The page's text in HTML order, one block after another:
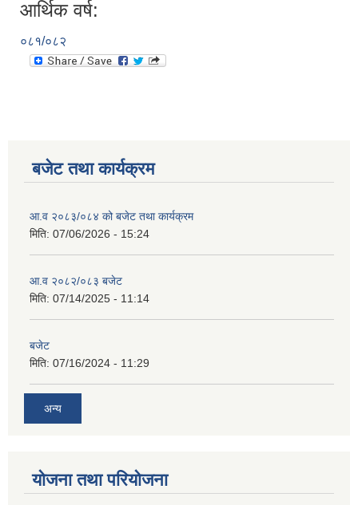
आर्थिक वर्ष:
०८१/०८२
बजेट तथा कार्यक्रम
आ.व २०८३/०८४ को बजेट तथा कार्यक्रम
मिति: 07/06/2026 - 15:24
आ.व २०८२/०८३ बजेट
मिति: 07/14/2025 - 11:14
बजेट
मिति: 07/16/2024 - 11:29
अन्य
योजना तथा परियोजना